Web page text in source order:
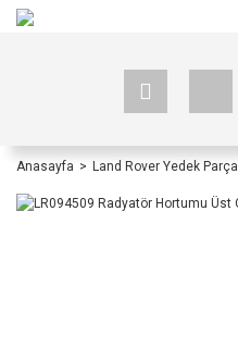
Anasayfa Land Rover Yedek Parça